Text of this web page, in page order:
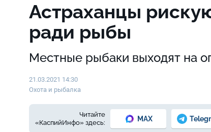
Астраханцы
ради рыбы
Местные рыбаки выходят на
21.03.2021 14:30
Охота и рыбалка
Читайте
«КаспийИнфо» здесь:
MAX